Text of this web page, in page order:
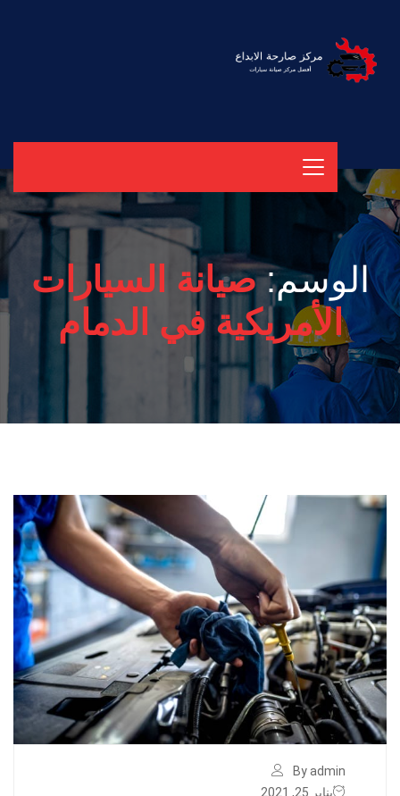
الوسم:صيانة السيارات
الأمريكية في الدمام
By admin
يناير 25, 2021